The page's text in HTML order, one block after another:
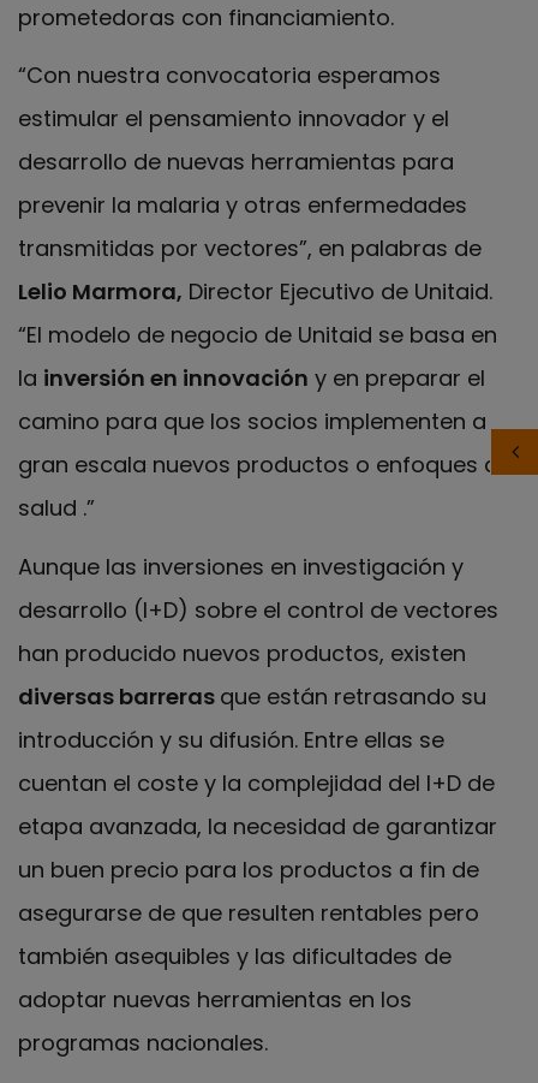
prometedoras con financiamiento.
“Con nuestra convocatoria esperamos
estimular el pensamiento innovador y el
desarrollo de nuevas herramientas para
prevenir la malaria y otras enfermedades
transmitidas por vectores”, en palabras de
Lelio Marmora, Director Ejecutivo de Unitaid.
“El modelo de negocio de Unitaid se basa en
la inversión en innovación y en preparar el
camino para que los socios implementen a
gran escala nuevos productos o enfoques de
salud .”
Aunque las inversiones en investigación y
desarrollo (I+D) sobre el control de vectores
han producido nuevos productos, existen
diversas barreras que están retrasando su
introducción y su difusión. Entre ellas se
cuentan el coste y la complejidad del I+D de
etapa avanzada, la necesidad de garantizar
un buen precio para los productos a fin de
asegurarse de que resulten rentables pero
también asequibles y las dificultades de
adoptar nuevas herramientas en los
programas nacionales.